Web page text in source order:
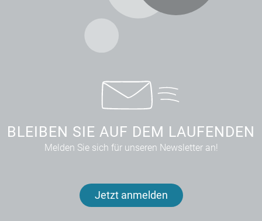
BLEIBEN SIE AUF DEM LAUFENDEN
Melden Sie sich für unseren Newsletter an!
Jetzt anmelden